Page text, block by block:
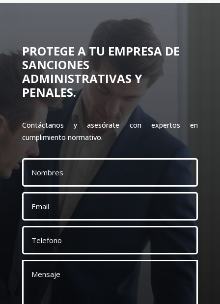
PROTEGE A TU EMPRESA DE
SANCIONES
ADMINISTRATIVAS Y
PENALES.
Contáctanos y asesórate con expertos en
cumplimiento normativo.